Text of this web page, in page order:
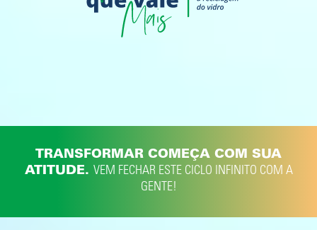
TRANSFORMAR COMEÇA COM SUA
ATITUDE. VEM FECHAR ESTE CICLO INFINITO COM A
GENTE!